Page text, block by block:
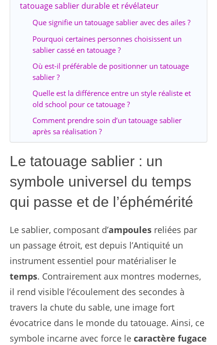
tatouage sablier durable et révélateur
Que signifie un tatouage sablier avec des ailes ?
Pourquoi certaines personnes choisissent un
sablier cassé en tatouage ?
Où est-il préférable de positionner un tatouage
sablier ?
Quelle est la différence entre un style réaliste et
old school pour ce tatouage ?
Comment prendre soin d’un tatouage sablier
après sa réalisation ?
Le tatouage sablier : un
symbole universel du temps
qui passe et de l’éphémérité
Le sablier, composant d’ampoules reliées par
un passage étroit, est depuis l’Antiquité un
instrument essentiel pour matérialiser le
temps. Contrairement aux montres modernes,
il rend visible l’écoulement des secondes à
travers la chute du sable, une image fort
évocatrice dans le monde du tatouage. Ainsi, ce
symbole incarne avec force le caractère fugace